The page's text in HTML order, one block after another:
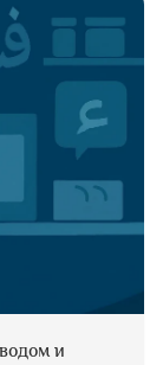
и